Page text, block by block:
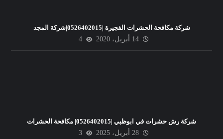
شركة مكافحة الحشرات الفجيرة |0526402015|شركة المجد
14 أبريل، 2020
4
شركة رش حشرات في ابوظبي |0526402015| مكافحة الحشرات
28 أبريل، 2025
3